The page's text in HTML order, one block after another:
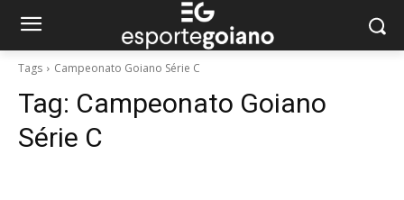
Tags Campeonato Goiano Série C
Tag: Campeonato Goiano
Série C